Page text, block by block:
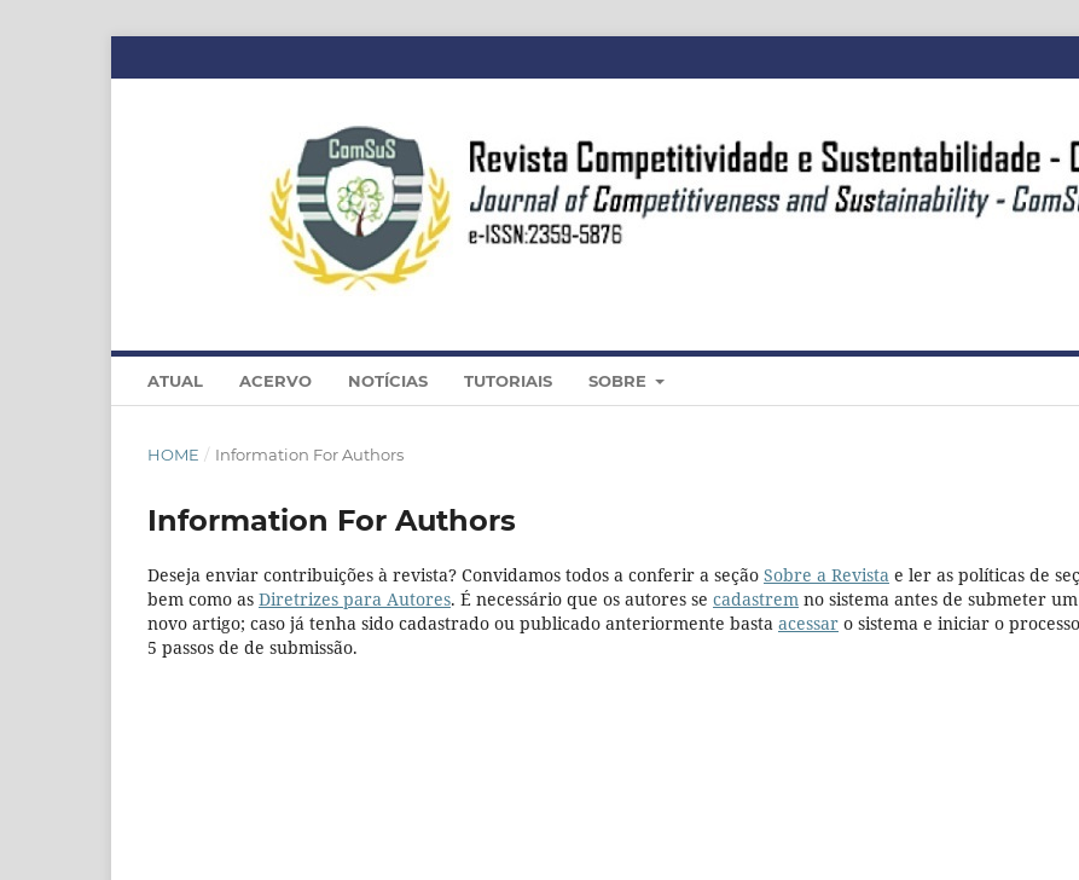
ATUAL ACERVO NOTÍCIAS TUTORIAIS SOBRE
HOME / Information For Authors
Information For Authors
Deseja enviar contribuições à revista? Convidamos todos a conferir a seção Sobre a Revista e ler as políticas de
bem como as Diretrizes para Autores. É necessário que os autores se cadastrem no sistema antes de submeter um
novo artigo; caso já tenha sido cadastrado ou publicado anteriormente basta acessar o sistema e iniciar o
5 passos de de submissão.